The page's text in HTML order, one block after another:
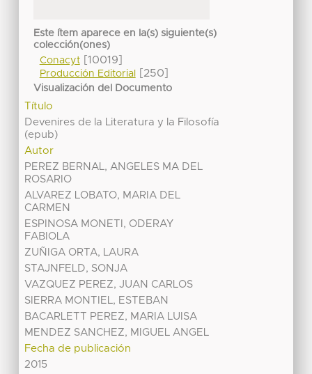
Este ítem aparece en la(s) siguiente(s)
colección(ones)
Conacyt[10019]
Producción Editorial[250]
Visualización del Documento
Título
Devenires de la Literatura y la Filosofía
(epub)
Autor
PEREZ BERNAL, ANGELES MA DEL
ROSARIO
ALVAREZ LOBATO, MARIA DEL
CARMEN
ESPINOSA MONETI, ODERAY
FABIOLA
ZUÑIGA ORTA, LAURA
STAJNFELD, SONJA
VAZQUEZ PEREZ, JUAN CARLOS
SIERRA MONTIEL, ESTEBAN
BACARLETT PEREZ, MARIA LUISA
MENDEZ SANCHEZ, MIGUEL ANGEL
Fecha de publicación
2015